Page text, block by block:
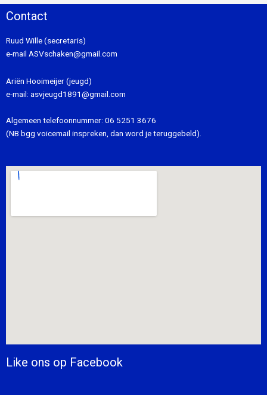
Contact
Ruud Wille (secretaris)
e-mail ASVschaken@gmail.com
Ariën Hooimeijer (jeugd)
e-mail: asvjeugd1891@gmail.com
Algemeen telefoonnummer: 06 5251 3676
(NB bgg voicemail inspreken, dan word je teruggebeld).
Like ons op Facebook